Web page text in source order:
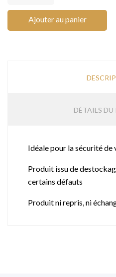
Ajouter au panier
DÉTAILS
Idéale pour la sécurité
Produit issu de
certains défauts
Produit ni repris, ni